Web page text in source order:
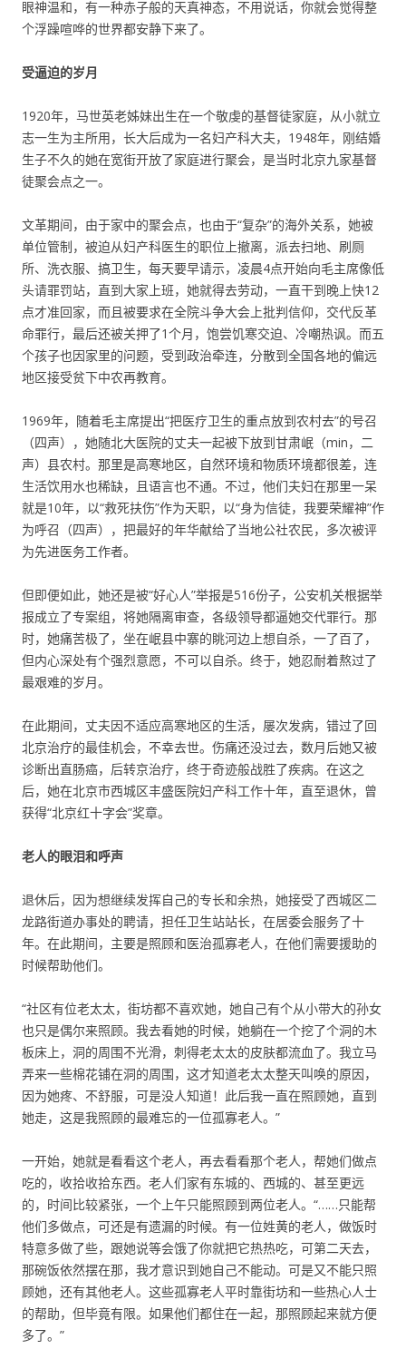
眼神温和，有一种赤子般的天真神态，不用说话，你就会觉得整
个浮躁喧哗的世界都安静下来了。
受逼迫的岁月
1920年，马世英老姊妹出生在一个敬虔的基督徒家庭，从小就立
志一生为主所用，长大后成为一名妇产科大夫，1948年，刚结婚
生子不久的她在宽街开放了家庭进行聚会，是当时北京九家基督
徒聚会点之一。
文革期间，由于家中的聚会点，也由于“复杂”的海外关系，她被
单位管制，被迫从妇产科医生的职位上撤离，派去扫地、刷厕
所、洗衣服、搞卫生，每天要早请示，凌晨4点开始向毛主席像低
头请罪罚站，直到大家上班，她就得去劳动，一直干到晚上快12
点才准回家，而且被要求在全院斗争大会上批判信仰，交代反革
命罪行，最后还被关押了1个月，饱尝饥寒交迫、冷嘲热讽。而五
个孩子也因家里的问题，受到政治牵连，分散到全国各地的偏远
地区接受贫下中农再教育。
1969年，随着毛主席提出“把医疗卫生的重点放到农村去”的号召
（四声），她随北大医院的丈夫一起被下放到甘肃岷（min，二
声）县农村。那里是高寒地区，自然环境和物质环境都很差，连
生活饮用水也稀缺，且语言也不通。不过，他们夫妇在那里一呆
就是10年，以“救死扶伤”作为天职，以“身为信徒，我要荣耀神”作
为呼召（四声），把最好的年华献给了当地公社农民，多次被评
为先进医务工作者。
但即便如此，她还是被“好心人”举报是516份子，公安机关根据举
报成立了专案组，将她隔离审查，各级领导都逼她交代罪行。那
时，她痛苦极了，坐在岷县中寨的眺河边上想自杀，一了百了，
但内心深处有个强烈意愿，不可以自杀。终于，她忍耐着熬过了
最艰难的岁月。
在此期间，丈夫因不适应高寒地区的生活，屡次发病，错过了回
北京治疗的最佳机会，不幸去世。伤痛还没过去，数月后她又被
诊断出直肠癌，后转京治疗，终于奇迹般战胜了疾病。在这之
后，她在北京市西城区丰盛医院妇产科工作十年，直至退休，曾
获得“北京红十字会”奖章。
老人的眼泪和呼声
退休后，因为想继续发挥自己的专长和余热，她接受了西城区二
龙路街道办事处的聘请，担任卫生站站长，在居委会服务了十
年。在此期间，主要是照顾和医治孤寡老人，在他们需要援助的
时候帮助他们。
“社区有位老太太，街坊都不喜欢她，她自己有个从小带大的孙女
也只是偶尔来照顾。我去看她的时候，她躺在一个挖了个洞的木
板床上，洞的周围不光滑，刺得老太太的皮肤都流血了。我立马
弄来一些棉花铺在洞的周围，这才知道老太太整天叫唤的原因，
因为她疼、不舒服，可是没人知道！此后我一直在照顾她，直到
她走，这是我照顾的最难忘的一位孤寡老人。”
一开始，她就是看看这个老人，再去看看那个老人，帮她们做点
吃的，收拾收拾东西。老人们家有东城的、西城的、甚至更远
的，时间比较紧张，一个上午只能照顾到两位老人。“……只能帮
他们多做点，可还是有遗漏的时候。有一位姓黄的老人，做饭时
特意多做了些，跟她说等会饿了你就把它热热吃，可第二天去，
那碗饭依然摆在那，我才意识到她自己不能动。可是又不能只照
顾她，还有其他老人。这些孤寡老人平时靠街坊和一些热心人士
的帮助，但毕竟有限。如果他们都住在一起，那照顾起来就方便
多了。”